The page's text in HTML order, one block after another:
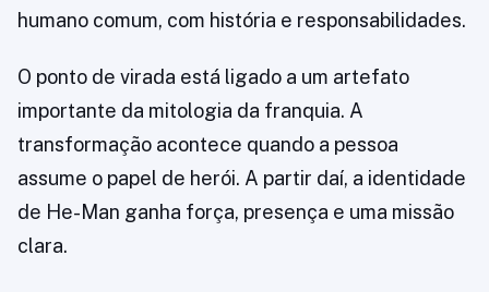
humano comum, com história e responsabilidades.
O ponto de virada está ligado a um artefato
importante da mitologia da franquia. A
transformação acontece quando a pessoa
assume o papel de herói. A partir daí, a identidade
de He-Man ganha força, presença e uma missão
clara.